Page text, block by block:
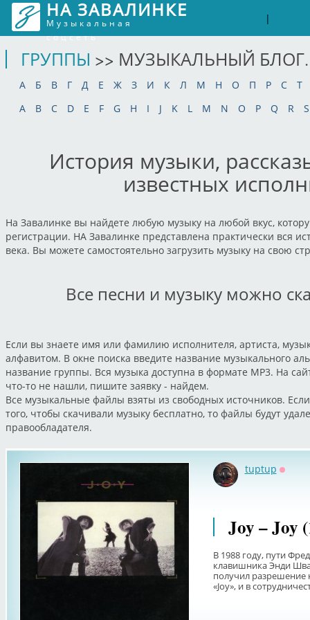
НА ЗАВАЛИНКЕ
Музыкальная
соцсеть
|
ГРУППЫ >> МУЗЫКАЛЬНЫЙ
А Б В Г Д Е Ж З И К Л М Н О П Р С
Т
A
B C D E F G H I J K L M N O P Q R S
История музыки,
известных
На Завалинке вы найдете любую музыку на любой вкус,
регистрации. НА Завалинке представлена практически вся
века. Вы можете самостоятельно загрузить музыку на свою
Все песни и музыку можно
Если вы знаете имя или фамилию исполнителя, артиста,
алфавитом. В окне поиска введите название музыкального
название группы. Вся музыка доступна в формате MP3. На
что-то не нашли, пишите заявку - найдем.
Все музыкальные файлы взяты из свободных источников.
того, чтобы скачивали музыку бесплатно, то файлы будут
правообладателя.
tuptup
Joy ‎– Joy
В 1988 году, пути
клавишника Энди
получил разрешение
«Joy», и в